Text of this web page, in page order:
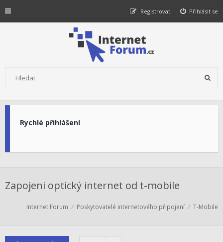
Přihlásit se
Registrovat
Rychlé přihlášení
Zapojeni optický internet od t-mobile
Internet Forum Poskytovatelé internetového připojení T-Mobile